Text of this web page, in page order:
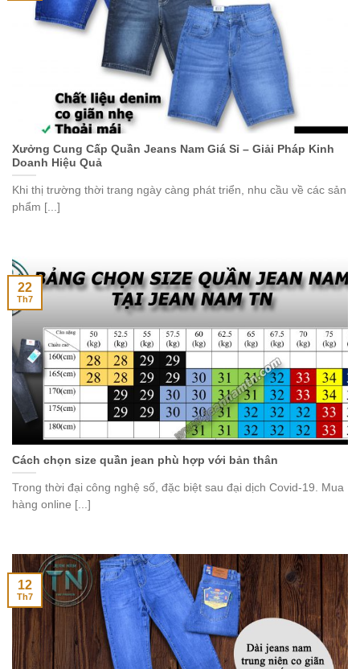
Xưởng Cung Cấp Quần Jeans Nam Giá Sỉ – Giải Pháp Kinh
Doanh Hiệu Quả
Khi thị trường thời trang ngày càng phát triển, nhu cầu về các sản
phẩm [...]
Cách chọn size quần jean phù hợp với bản thân
Trong thời đại công nghệ số, đặc biệt sau đại dịch Covid-19. Mua
hàng online [...]
22
Th7
12
Th7